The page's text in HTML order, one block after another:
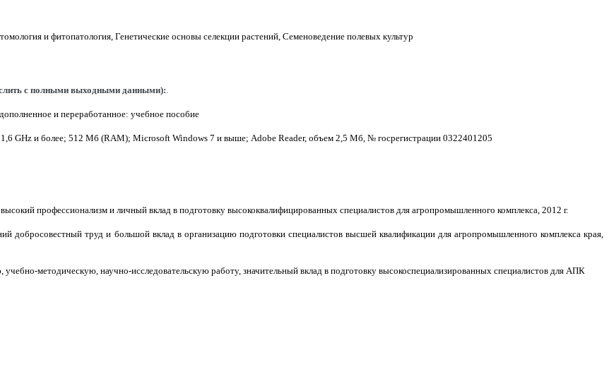
и фитопатология, Генетические основы селекции растений, Семеноведение полевых культур
с полными выходными данными):
и переработанное: учебное пособие
1,6 GHz и более; 512 Мб (RAM); Microsoft Windows 7 и выше; Adobe Reader, объем 2,5 Мб, № госрегистрации 0322401205
профессионализм и личный вклад в подготовку высококвалифицированных специалистов для агропромышленного комплекса, 2012 г.
добросовестный труд и большой вклад в организацию подготовки специалистов высшей квалификации для агропромышленного комплекса края,
методическую, научно-исследовательскую работу, значительный вклад в подготовку высокоспециализированных специалистов для АПК